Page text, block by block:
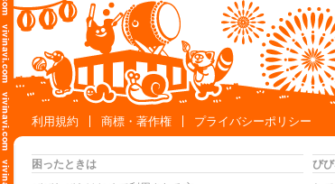
利用規約
商標・著作権 プライバシーポリシー
困ったときは
び